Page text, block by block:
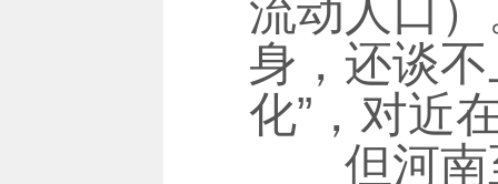
流动人口
身，还谈
化”，对近
但河南至